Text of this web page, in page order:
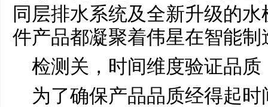
同层排水系统及全新升级的
件产品都凝聚着伟星在智能
检测关，时间维度验证品质
为了确保产品品质经得起